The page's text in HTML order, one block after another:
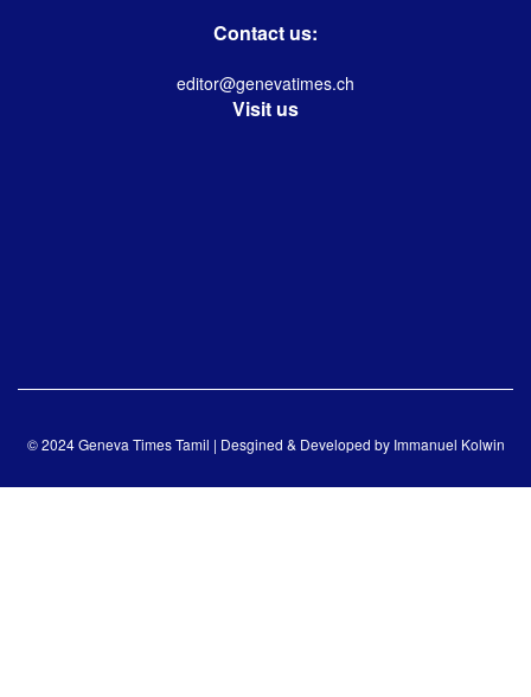
Contact us:
editor@genevatimes.ch
Visit us
© 2024 Geneva Times Tamil | Desgined & Developed by Immanuel Kolwin